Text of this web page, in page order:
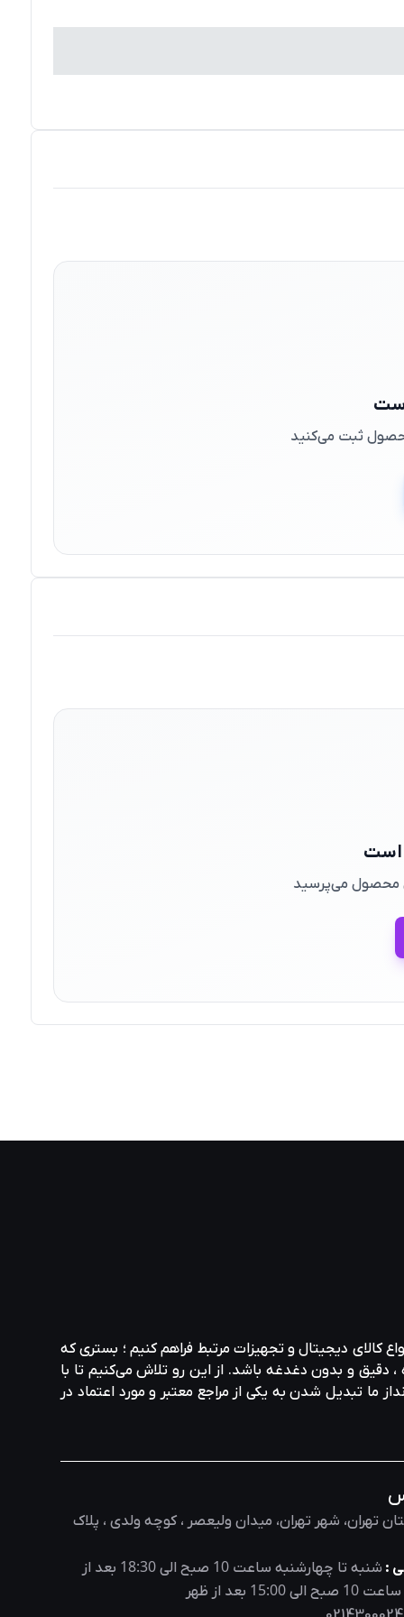
محصول ثبت می‌کنید
است
محصول می‌پرسید
کالای دیجیتال و تجهیزات مرتبط فراهم کنیم ؛ بستری که
دقیق و بدون دغدغه باشد. از این رو تلاش می‌کنیم تا با
ما تبدیل شدن به یکی از مراجع معتبر و مورد اعتماد در
تهران، شهر تهران، میدان ولیعصر ، کوچه ولدی ، پلاک
: شنبه تا چهارشنبه ساعت صبح الی 18:30 بعد از
ساعت صبح الی 15:00 بعد از ظهر